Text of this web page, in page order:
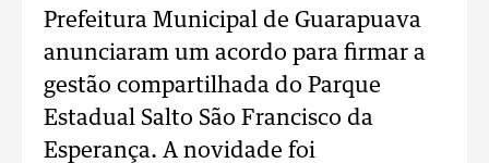
Prefeitura Municipal de Guarapuava
anunciaram um acordo para firmar a
gestão compartilhada do Parque
Estadual Salto São Francisco da
Esperança. A novidade foi